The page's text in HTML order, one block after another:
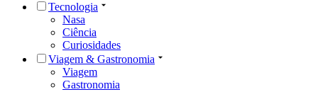
Tecnologia
Nasa
Ciência
Curiosidades
Viagem & Gastronomia
Viagem
Gastronomia